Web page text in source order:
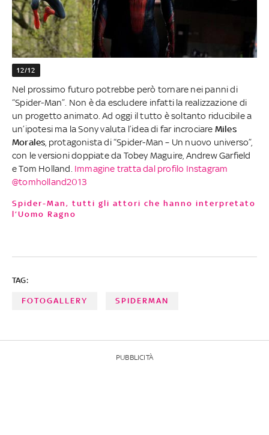
12/12
Nel prossimo futuro potrebbe però tornare nei panni di
“Spider-Man”. Non è da escludere infatti la realizzazione di
un progetto animato. Ad oggi il tutto è soltanto riducibile a
un’ipotesi ma la Sony valuta l’idea di far incrociare Miles
Morales , protagonista di “Spider-Man – Un nuovo universo”,
con le versioni doppiate da Tobey Maguire, Andrew Garfield
e Tom Holland. Immagine tratta dal profilo Instagram
@tomholland2013
Spider-Man, tutti gli attori che hanno interpretato
l’Uomo Ragno
TAG:
FOTOGALLERY SPIDERMAN
PUBBLICITÀ